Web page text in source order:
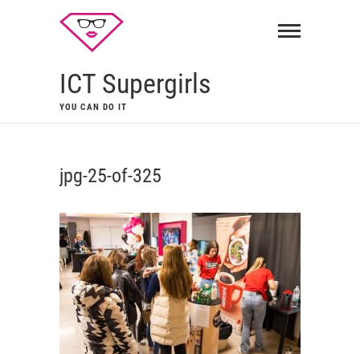
ICT Supergirls
YOU CAN DO IT
jpg-25-of-325